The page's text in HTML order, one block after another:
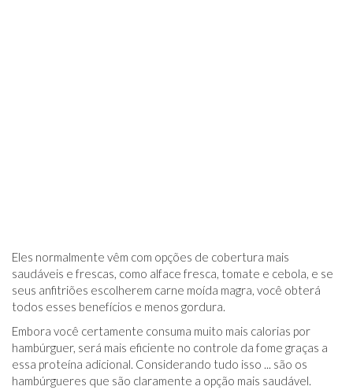
Eles normalmente vêm com opções de cobertura mais
saudáveis ​​e frescas, como alface fresca, tomate e cebola, e se
seus anfitriões escolherem carne moída magra, você obterá
todos esses benefícios e menos gordura.
Embora você certamente consuma muito mais calorias por
hambúrguer, será mais eficiente no controle da fome graças a
essa proteína adicional. Considerando tudo isso ... são os
hambúrgueres que são claramente a opção mais saudável.